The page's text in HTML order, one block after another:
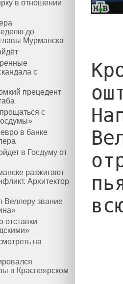
в отношении
до
Мурманска
с
прецедент
с
в банке
в Госдуму от
разжигают
Архитектор
Веллеру звание
отставки
на
в Красноярском